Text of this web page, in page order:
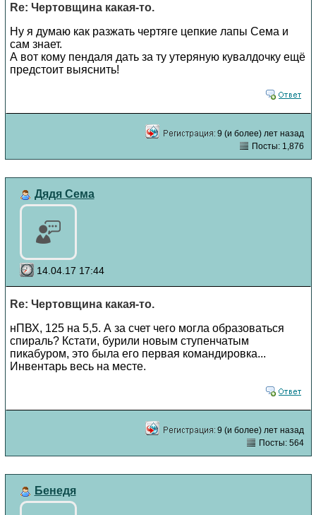
Re: Чертовщина какая-то.
Ну я думаю как разжать чертяге цепкие лапы Сема и
сам знает.
А вот кому пендаля дать за ту утеряную кувалдочку ещё
предстоит выяснить!
9 (и более) лет назад
Посты: 1,876
Дядя Сема
14.04.17 17:44
Re: Чертовщина какая-то.
нПВХ, 125 на 5,5. А за счет чего могла образоваться
спираль? Кстати, бурили новым ступенчатым
пикабуром, это была его первая командировка...
Инвентарь весь на месте.
9 (и более) лет назад
Посты: 564
Бенедя